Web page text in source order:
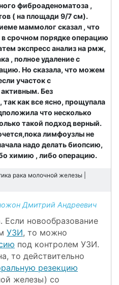
фиброаденоматоза ,
( на площади 9/7 см).
маммолог сказал , что
срочном порядке операцию
экспресс анализ на рмж,
, полное удаление с
Но сказала, что можем
участок с
Без
как все ясно, прощупала
что несколько
такой подход верный.
лимфоузлы не
надо делать биопсию,
химию , либо операцию.
рака молочной железы |
Дмитрий Андреевич
Если новообразование
УЗИ, то можно
под контролем УЗИ.
то действительно
резекцию
железы) со